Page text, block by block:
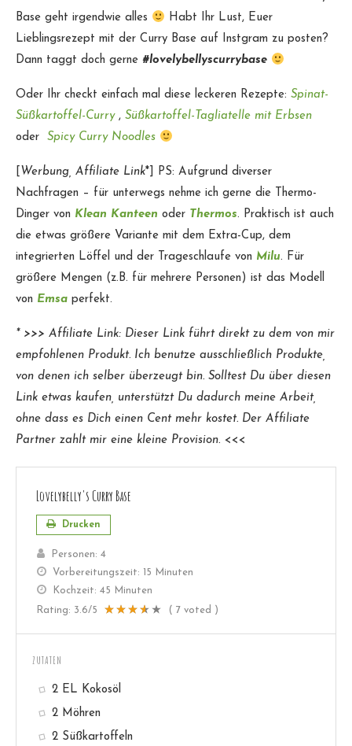
Base geht irgendwie alles
Habt Ihr Lust, Euer
Lieblingsrezept mit der Curry Base auf Instgram zu posten?
Dann taggt doch gerne #lovelybellyscurrybase
Oder Ihr checkt einfach mal diese leckeren Rezepte: Spinat-
Süßkartoffel-Curry, Süßkartoffel-Tagliatelle mit Erbsen
oder Spicy Curry Noodles
Werbung, Affiliate Link*] PS: Aufgrund diverser
Nachfragen – für unterwegs nehme ich gerne die Thermo-
Dinger von Klean Kanteen oder Thermos. Praktisch ist auch
die etwas größere Variante mit dem Extra-Cup, dem
integrierten Löffel und der Trageschlaufe von Milu. Für
größere Mengen (z.B. für mehrere Personen) ist das Modell
von Emsa perfekt.
* >>> Affiliate Link: Dieser Link führt direkt zu dem von mir
empfohlenen Produkt. Ich benutze ausschließlich Produkte,
von denen ich selber überzeugt bin. Solltest Du über diesen
Link etwas kaufen, unterstützt Du dadurch meine Arbeit,
ohne dass es Dich einen Cent mehr kostet. Der Affiliate
Partner zahlt mir eine kleine Provision. <<<
Lovelybelly's Curry Base
Drucken
Personen: 4
Vorbereitungszeit:
15 Minuten
Kochzeit: 45 Minuten
Rating: 3.6/5 ( 7 voted )
ZUTATEN
2 EL Kokosöl
2 Möhren
2 Süßkartoffeln